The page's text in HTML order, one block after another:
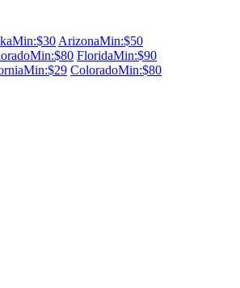
Min:$30 ArizonaMin:$50
Min:$80 FloridaMin:$90
Min:$29 ColoradoMin:$80